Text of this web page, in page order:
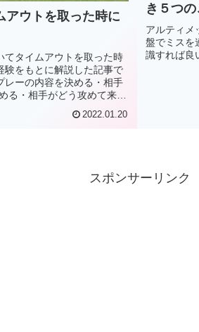
アウトを取った時に
てタイムアウトを取った時
験をもとに解説した記事で
レーの内容を決める・相手
る・相手がどう攻めて来て
2022.01.20
き５つの
アルティメ
盤でミスを
識すれば良
スポンサーリンク